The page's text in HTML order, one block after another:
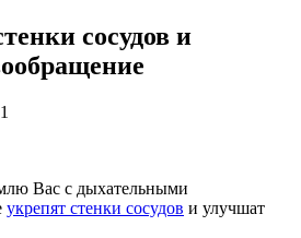
сосудов и
Вас с дыхательными
укрепят стенки сосудов и улучшат